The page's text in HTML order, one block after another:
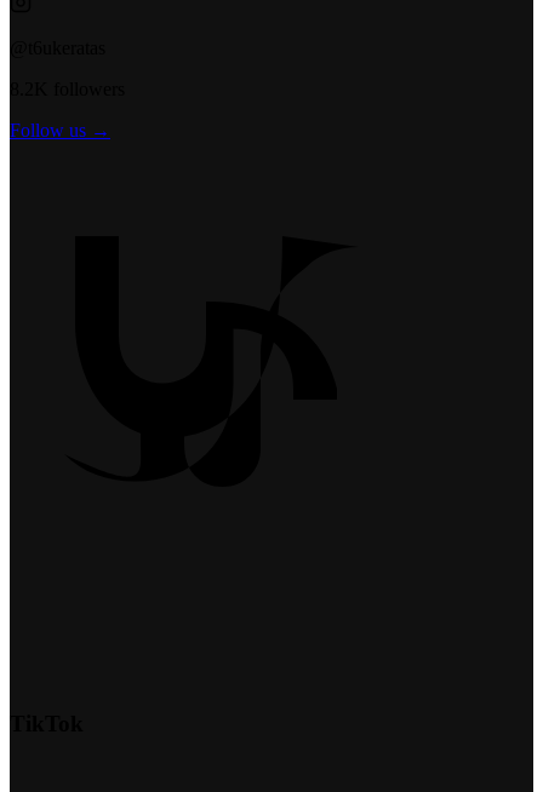
Follow us →